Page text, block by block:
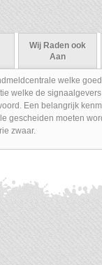
Wij Raden ook
Aan
welke
welke de
Een belangrijk
gescheiden moeten
zwaar.